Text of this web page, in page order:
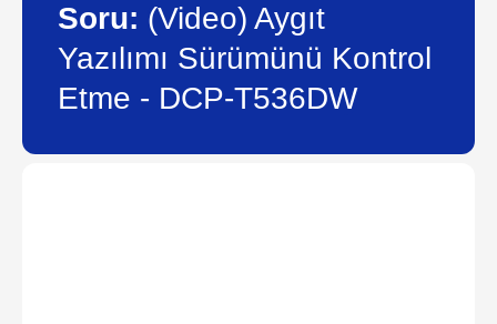
Soru: (Video) Aygıt
Yazılımı Sürümünü Kontrol
Etme - DCP-T536DW